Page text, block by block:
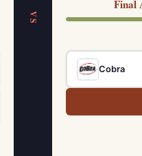
VS
Final
Cobra